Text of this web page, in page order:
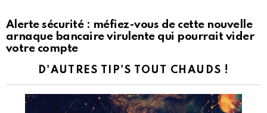
Alerte sécurité : méfiez-vous de cette nouvelle
arnaque bancaire virulente qui pourrait vider
votre compte
D'AUTRES TIP'S TOUT CHAUDS !